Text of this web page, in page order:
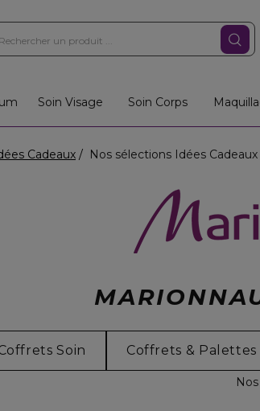
Soin Visage Soin Corps
Cadeaux Nos sélections Idées Cadeaux
Soin Coffrets &